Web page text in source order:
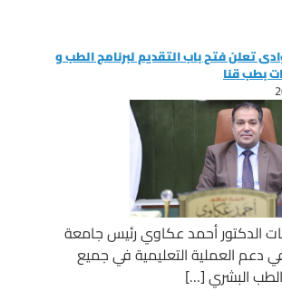
تعلن فتح باب التقديم لبرنامج الطب و
بطب قنا
الدكتور أحمد عكاوي رئيس جامعة
دعم العملية التعليمية في جميع
الطب البشري […]